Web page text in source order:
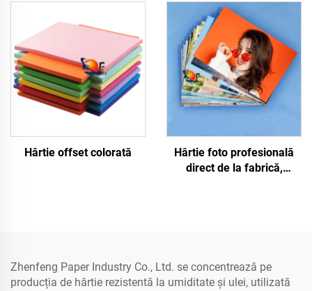
Hârtie offset colorată
Hârtie foto profesională
direct de la fabrică,
Zhenfeng Paper Industry Co., Ltd. se concentrează pe
producția de hârtie rezistentă la umiditate și ulei, utilizată